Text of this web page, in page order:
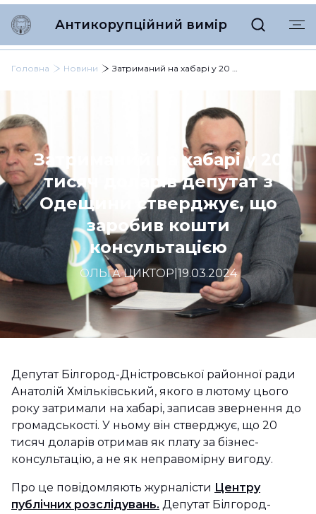
Антикорупційний вимір
Головна Новини Затриманий на хабарі у 20 тисяч доларів депутат з Одещини стверджує, що заробив кошти консультацією
Затриманий на хабарі у 20
тисяч доларів депутат з
Одещини стверджує, що
заробив кошти
консультацією
ОЛЬГА ЦИКТОР |19.03.2024
Депутат Білгород-Дністровської районної ради
Анатолій Хмільківський, якого в лютому цього
року затримали на хабарі, записав звернення до
громадськості. У ньому він стверджує, що 20
тисяч доларів отримав як плату за бізнес-
консультацію, а не як неправомірну вигоду.
Про це повідомляють журналісти Центру
публічних розслідувань. Депутат Білгород-